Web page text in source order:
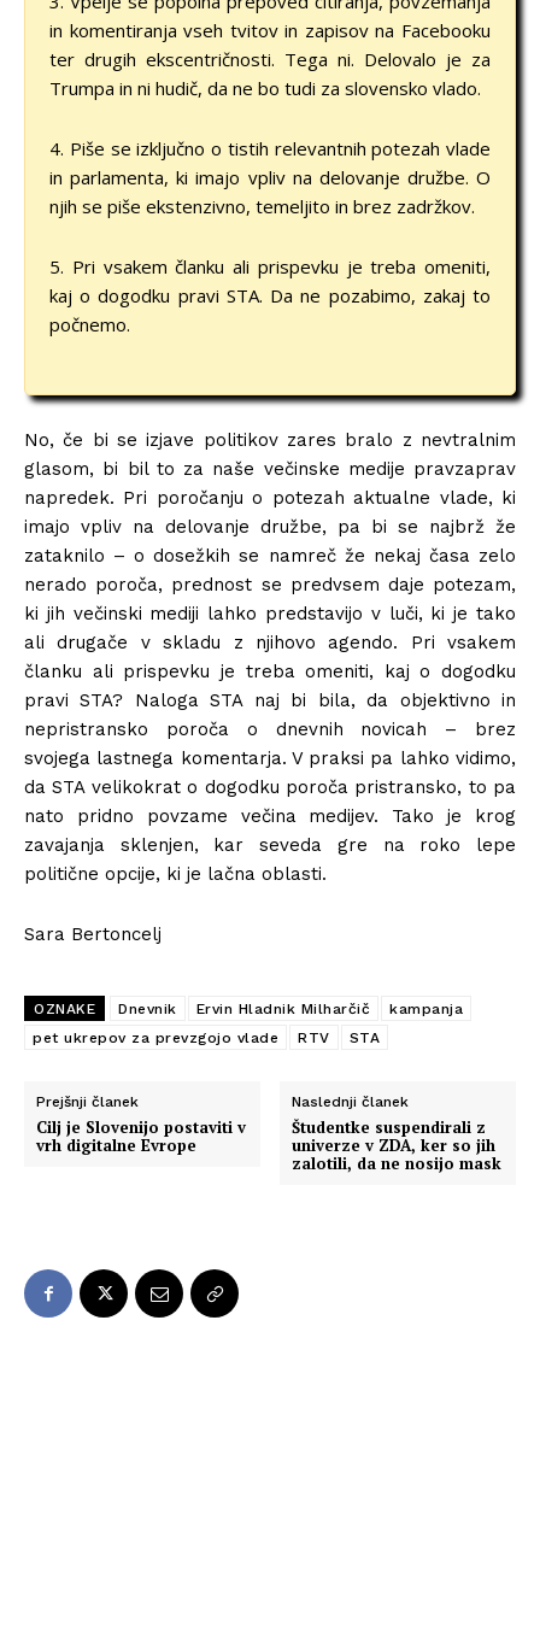
in komentiranja vseh tvitov in zapisov na Facebooku
ter drugih ekscentričnosti. Tega ni. Delovalo je za
Trumpa in ni hudič, da ne bo tudi za slovensko vlado.
4. Piše se izključno o tistih relevantnih potezah vlade
in parlamenta, ki imajo vpliv na delovanje družbe. O
njih se piše ekstenzivno, temeljito in brez zadržkov.
5. Pri vsakem članku ali prispevku je treba omeniti,
kaj o dogodku pravi STA. Da ne pozabimo, zakaj to
počnemo.
No, če bi se izjave politikov zares bralo z nevtralnim
glasom, bi bil to za naše večinske medije pravzaprav
napredek. Pri poročanju o potezah aktualne vlade, ki
imajo vpliv na delovanje družbe, pa bi se najbrž že
zataknilo – o dosežkih se namreč že nekaj časa zelo
nerado poroča, prednost se predvsem daje potezam,
ki jih večinski mediji lahko predstavijo v luči, ki je tako
ali drugače v skladu z njihovo agendo. Pri vsakem
članku ali prispevku je treba omeniti, kaj o dogodku
pravi STA? Naloga STA naj bi bila, da objektivno in
nepristransko poroča o dnevnih novicah – brez
svojega lastnega komentarja. V praksi pa lahko vidimo,
da STA velikokrat o dogodku poroča pristransko, to pa
nato pridno povzame večina medijev. Tako je krog
zavajanja sklenjen, kar seveda gre na roko lepe
politične opcije, ki je lačna oblasti.
Sara Bertoncelj
OZNAKE Dnevnik Ervin Hladnik Milharčič
kampanja
pet ukrepov za prevzgojo vlade
RTV STA
Prejšnji članek
Cilj je Slovenijo postaviti v
vrh digitalne Evrope
Naslednji članek
Študentke suspendirali z
univerze v ZDA, ker so jih
zalotili, da ne nosijo mask